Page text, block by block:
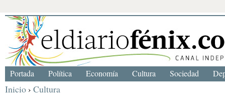
Inicio › Cultura
Portada Política Economía Cultura Sociedad